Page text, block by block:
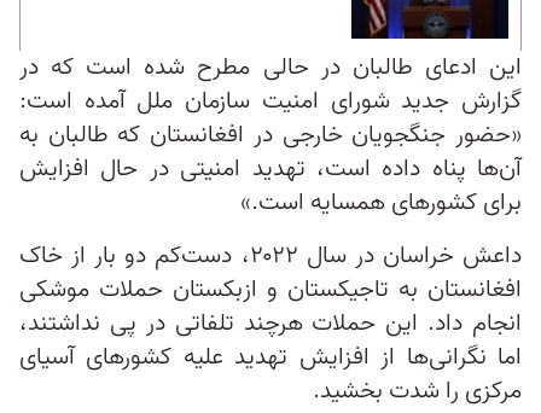
این ادعای طالبان در حالی مطرح شده است که در
گزارش جدید شورای امنیت سازمان ملل آمده است:
«حضور جنگجویان خارجی در افغانستان که طالبان به
آن‌ها پناه داده است، تهدید امنیتی در حال افزایش
برای کشورهای همسایه است.»
داعش خراسان در سال ۲۰۲۲، دست‌کم دو بار از خاک
افغانستان به تاجیکستان و ازبکستان حملات موشکی
انجام داد. این حملات هرچند تلفاتی در پی نداشتند،
اما نگرانی‌ها از افزایش تهدید علیه کشورهای آسیای
مرکزی را شدت بخشید.